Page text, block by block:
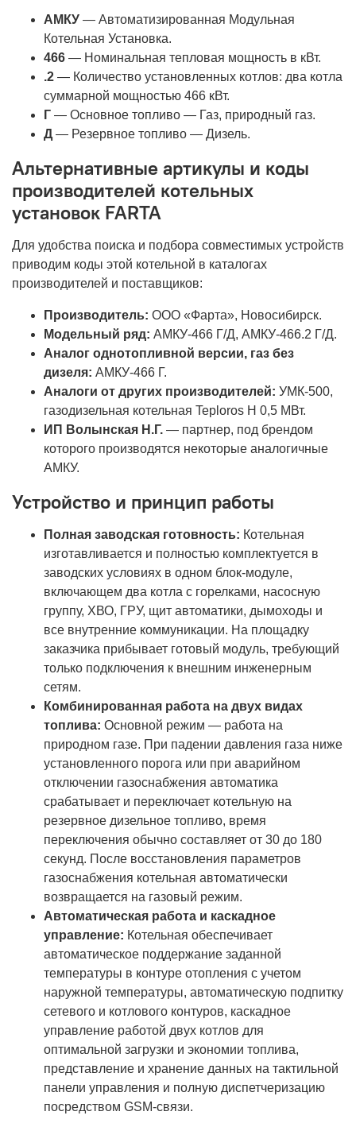
АМКУ — Автоматизированная Модульная
Котельная Установка.
466 — Номинальная тепловая мощность в кВт.
.2 — Количество установленных котлов: два котла
суммарной мощностью 466 кВт.
Г — Основное топливо — Газ, природный газ.
Д — Резервное топливо — Дизель.
Альтернативные артикулы и коды
производителей котельных
установок FARTA
Для удобства поиска и подбора совместимых устройств
приводим коды этой котельной в каталогах
производителей и поставщиков:
Производитель: ООО «Фарта», Новосибирск.
Модельный ряд: АМКУ-466 Г/Д, АМКУ-466.2 Г/Д.
Аналог однотопливной версии, газ без
дизеля: АМКУ-466 Г.
Аналоги от других производителей: УМК-500,
газодизельная котельная Teploros H 0,5 МВт.
ИП Волынская Н.Г. — партнер, под брендом
которого производятся некоторые аналогичные
АМКУ.
Устройство и принцип работы
Полная заводская готовность: Котельная
изготавливается и полностью комплектуется в
заводских условиях в одном блок-модуле,
включающем два котла с горелками, насосную
группу, ХВО, ГРУ, щит автоматики, дымоходы и
все внутренние коммуникации. На площадку
заказчика прибывает готовый модуль, требующий
только подключения к внешним инженерным
сетям.
Комбинированная работа на двух видах
топлива: Основной режим — работа на
природном газе. При падении давления газа ниже
установленного порога или при аварийном
отключении газоснабжения автоматика
срабатывает и переключает котельную на
резервное дизельное топливо, время
переключения обычно составляет от 30 до 180
секунд. После восстановления параметров
газоснабжения котельная автоматически
возвращается на газовый режим.
Автоматическая работа и каскадное
управление: Котельная обеспечивает
автоматическое поддержание заданной
температуры в контуре отопления с учетом
наружной температуры, автоматическую подпитку
сетевого и котлового контуров, каскадное
управление работой двух котлов для
оптимальной загрузки и экономии топлива,
представление и хранение данных на тактильной
панели управления и полную диспетчеризацию
посредством GSM-связи.